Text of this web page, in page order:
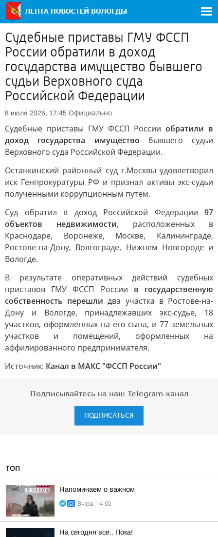
Судебные приставы ГМУ ФССП
России обратили в доход
государства имущество бывшего
судьи Верховного суда
Российской Федерации
8 июля 2026, 17:45 Официально
Судебные приставы ГМУ ФССП Россииобратили в
доход государства имущество бывшего судьи
Верховного суда Российской Федерации.
Останкинский районный суд г.Москвы удовлетворил
иск Генпрокуратуры РФ и признал активы экс-судьи
полученными коррупционным путем.
Суд обратил в доход Российской Федерации 97
объектов недвижимости, расположенных в
Краснодаре, Воронеже, Москве, Калининграде,
Ростове-на-Дону, Волгограде, Нижнем Новгороде и
Вологде.
В результате оперативных действий судебных
приставов ГМУ ФССП России в государственную
собственность перешли два участка в Ростове-на-
Дону и Вологде, принадлежавших экс-судье, 18
участков, оформленных на его сына, и 77 земельных
участков и помещений, оформленных на
аффилированного предпринимателя.
Источник: Канал в МАКС "ФССП России"
Подписывайтесь на наш Telegram-канал
ПОДПИСАТЬСЯ
ТОП
Напоминаем о важном
Вчера, 14:05
На сегодня все.. Пока!